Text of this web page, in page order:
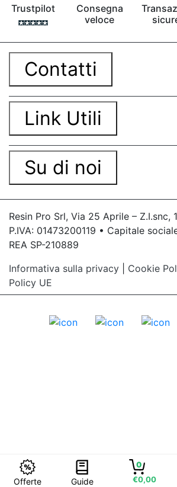
Trustpilot
Consegna
veloce
Contatti
Link Utili
Su di noi
Resin Pro Srl, Via 25 Aprile – Z.I.snc,
P.IVA: 01473200119 • Capitale
REA SP-210889
Informativa sulla privacy
Cookie
Policy UE
Offerte Guide
0
€0,00